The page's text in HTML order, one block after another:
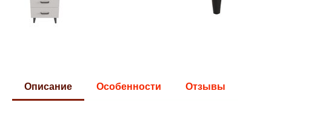
Описание Особенности Отзывы